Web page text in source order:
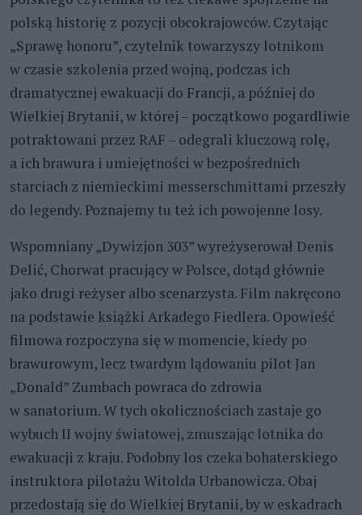
polską historię z pozycji obcokrajowców. Czytając
„Sprawę honoru”, czytelnik towarzyszy lotnikom
w czasie szkolenia przed wojną, podczas ich
dramatycznej ewakuacji do Francji, a później do
Wielkiej Brytanii, w której – początkowo pogardliwie
potraktowani przez RAF – odegrali kluczową rolę,
a ich brawura i umiejętności w bezpośrednich
starciach z niemieckimi messerschmittami przeszły
do legendy. Poznajemy tu też ich powojenne losy.
Wspomniany „Dywizjon 303” wyreżyserował Denis
Delić, Chorwat pracujący w Polsce, dotąd głównie
jako drugi reżyser albo scenarzysta. Film nakręcono
na podstawie książki Arkadego Fiedlera. Opowieść
filmowa rozpoczyna się w momencie, kiedy po
brawurowym, lecz twardym lądowaniu pilot Jan
„Donald” Zumbach powraca do zdrowia
w sanatorium. W tych okolicznościach zastaje go
wybuch II wojny światowej, zmuszając lotnika do
ewakuacji z kraju. Podobny los czeka bohaterskiego
instruktora pilotażu Witolda Urbanowicza. Obaj
przedostają się do Wielkiej Brytanii, by w eskadrach